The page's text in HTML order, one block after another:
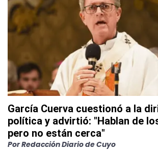
García Cuerva cuestionó a la
política y advirtió: "Hablan de
pero no están cerca"
PorRedacción Diario de Cuyo